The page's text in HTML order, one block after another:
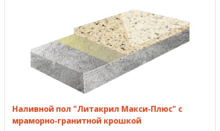
Наливной пол "Литакрил Макси-Плюс" с
мраморно-гранитной крошкой